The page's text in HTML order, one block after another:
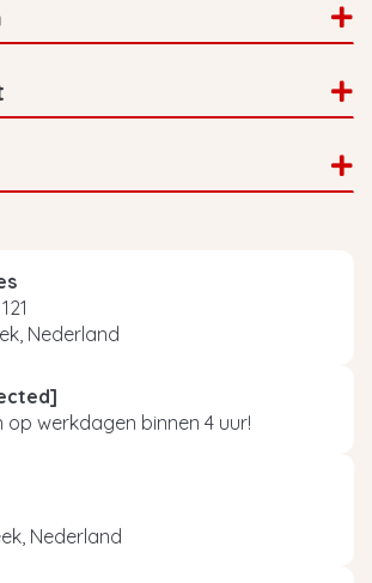
Nederland
op werkdagen binnen 4 uur!
Nederland